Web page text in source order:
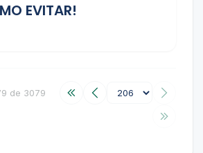
EVITAR!
de 3079